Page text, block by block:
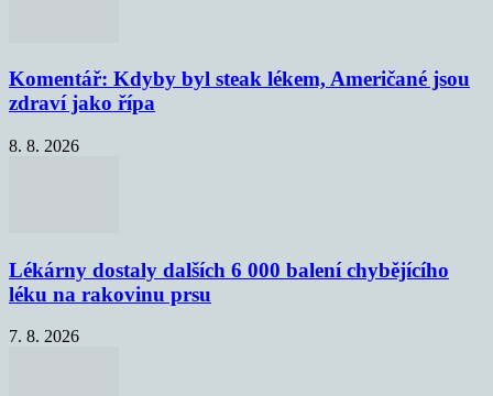
Komentář: Kdyby byl steak lékem, Američané jsou
zdraví jako řípa
8. 8. 2026
Lékárny dostaly dalších 6 000 balení chybějícího
léku na rakovinu prsu
7. 8. 2026